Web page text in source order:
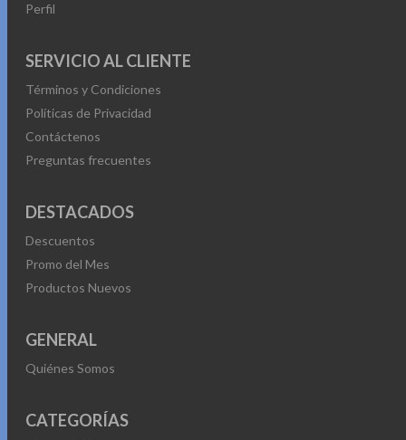
Perfil
SERVICIO AL CLIENTE
Términos y Condiciones
Políticas de Privacidad
Contáctenos
Preguntas frecuentes
DESTACADOS
Descuentos
Promo del Mes
Productos Nuevos
GENERAL
Quiénes Somos
CATEGORÍAS